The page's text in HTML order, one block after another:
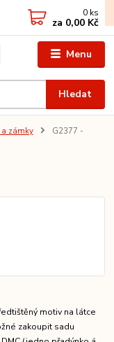
Menu
Hledat
0 ks
za 0,00 Kč
a zámky
G2377 -
motiv na látce
zakoupit sadu